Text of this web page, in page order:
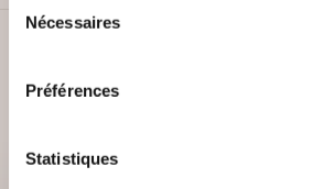
Nécessaires
Préférences
Statistiques
Lundi au vendredi, 10-12h / 14-16h